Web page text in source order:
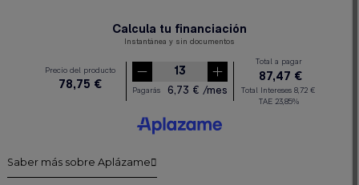
Saber más sobre Aplázame